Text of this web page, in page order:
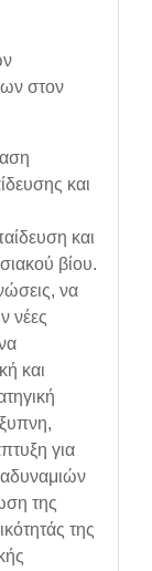
στον
και
και
βίου.
να
νέες
και
για
της
της